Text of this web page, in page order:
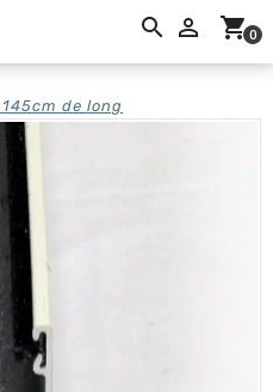
 shopping_cart0
de long